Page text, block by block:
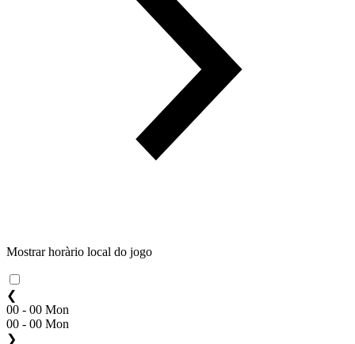
Mostrar horàrio local do jogo
❮
00 - 00 Mon
00 - 00 Mon
❯